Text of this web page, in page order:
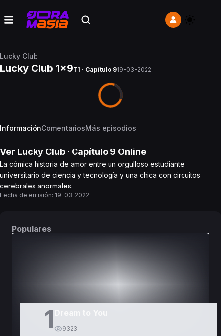
Lucky Club
Lucky Club 1x9T1 · Capítulo 919-03-2022
InformaciónComentariosMás episodios
Ver Lucky Club · Capítulo 9 Online
La cómica historia de amor entre un orgulloso estudiante
universitario de ciencia y tecnología y una chica con circuitos
cerebrales anormales.
Fecha de emisión: 19-03-2022
Populares
1 9323